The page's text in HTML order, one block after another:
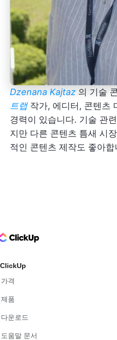
Dzenana Kajtaz 의 기술
트랩작가, 에디터, 콘텐츠
경력이 있습니다. 기술 관
지만 다른 콘텐츠 틈새 시
적인 콘텐츠 제작도 좋아합
Logo
ClickUp
가격
제품
다운로드
도움말 문서